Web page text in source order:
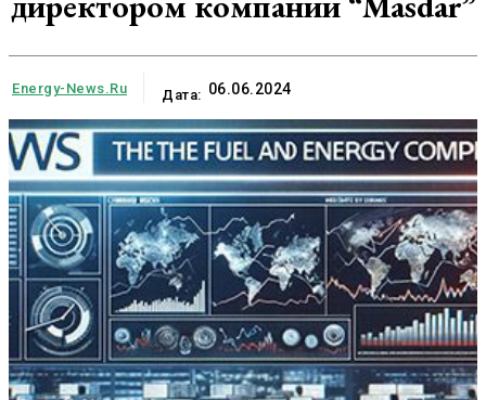
Energy-News.ru Дата: 06.06.2024